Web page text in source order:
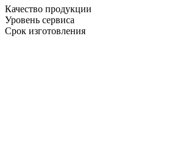
Качество продукции
Уровень сервиса
Срок изготовления